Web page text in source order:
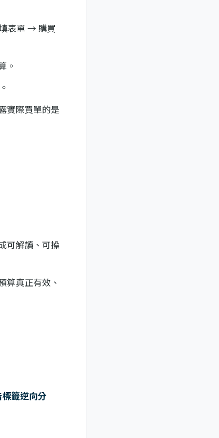
表單 → 購買
。
實際買單的是
可解讀、可操
算真正有效、
籤逆向分